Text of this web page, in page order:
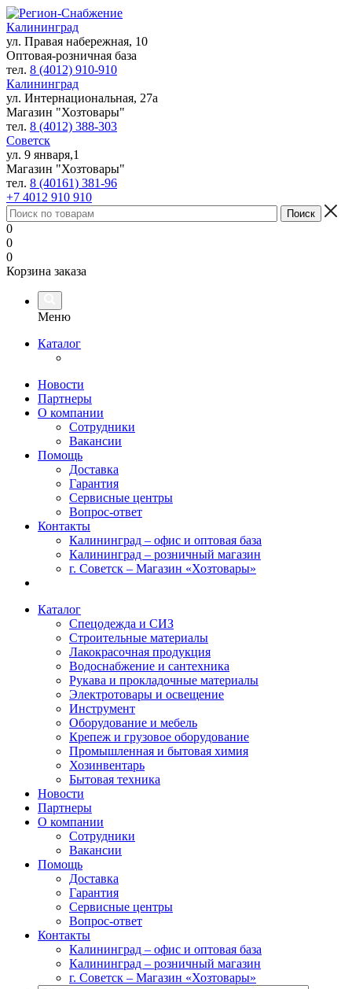
Калининград
ул. Правая набережная, 10
Оптовая-розничная база
тел. 8 (4012) 910-910
Калининград
ул. Интернациональная, 27а
Магазин "Хозтовары"
тел. 8 (4012) 388-303
Советск
ул. 9 января,1
Магазин "Хозтовары"
тел. 8 (40161) 381-96
+7 4012 910 910
0
0
0
Корзина заказа
Меню
Каталог
Новости
Партнеры
О компании
Сотрудники
Вакансии
Помощь
Доставка
Гарантия
Сервисные центры
Вопрос-ответ
Контакты
Калининград – офис и оптовая база
Калининград – розничный магазин
г. Советск – Магазин «Хозтовары»
Каталог
Спецодежда и СИЗ
Строительные материалы
Лакокрасочная продукция
Водоснабжение и сантехника
Рукава и прокладочные материалы
Электротовары и освещение
Инструмент
Оборудование и мебель
Крепеж и грузовое оборудование
Промышленная и бытовая химия
Хозинвентарь
Бытовая техника
Новости
Партнеры
О компании
Сотрудники
Вакансии
Помощь
Доставка
Гарантия
Сервисные центры
Вопрос-ответ
Контакты
Калининград – офис и оптовая база
Калининград – розничный магазин
г. Советск – Магазин «Хозтовары»